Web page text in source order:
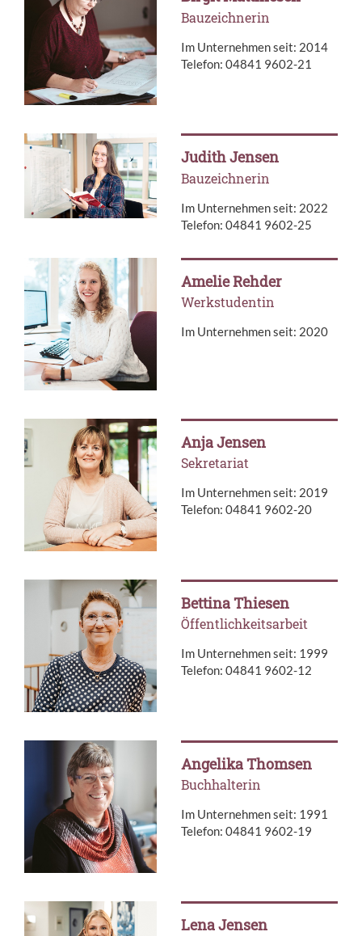
Bauzeichnerin
Im Unternehmen seit: 2014
Telefon: 04841 9602-21
Judith Jensen
Bauzeichnerin
Im Unternehmen seit: 2022
Telefon: 04841 9602-25
Amelie Rehder
Werkstudentin
Im Unternehmen seit: 2020
Anja Jensen
Se­kre­ta­ri­at
Im Unternehmen seit: 2019
Telefon: 04841 9602-20
Bettina Thiesen
Öffentlichkeitsarbeit
Im Unternehmen seit: 1999
Telefon: 04841 9602-12
Angelika Thomsen
Buchhalterin
Im Unternehmen seit: 1991
Telefon: 04841 9602-19
Lena Jensen